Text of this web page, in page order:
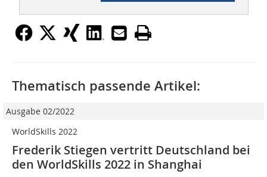
Thematisch passende Artikel:
Ausgabe 02/2022
WorldSkills 2022
Frederik Stiegen vertritt Deutschland bei
den WorldSkills 2022 in Shanghai